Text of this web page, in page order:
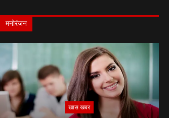
मनोरंजन
खास खबर